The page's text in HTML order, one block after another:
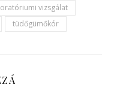
vizsgálat
tüdőgümőkór